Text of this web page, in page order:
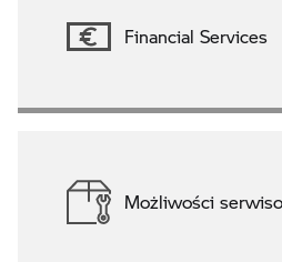
Financial Services
Możliwości